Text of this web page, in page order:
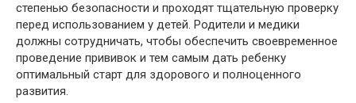
степенью безопасности и проходят тщательную проверку
перед использованием у детей. Родители и медики
должны сотрудничать, чтобы обеспечить своевременное
проведение прививок и тем самым дать ребенку
оптимальный старт для здорового и полноценного
развития.